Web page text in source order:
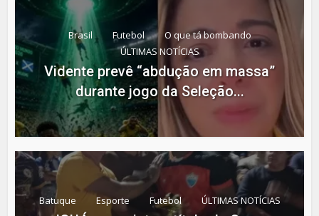
Brasil Futebol
O que tá bombando
ÚLTIMAS NOTÍCIAS
Vidente prevê “abdução em massa”
durante jogo da Seleção...
Batuque Esporte Futebol ÚLTIMAS NOTÍCIAS